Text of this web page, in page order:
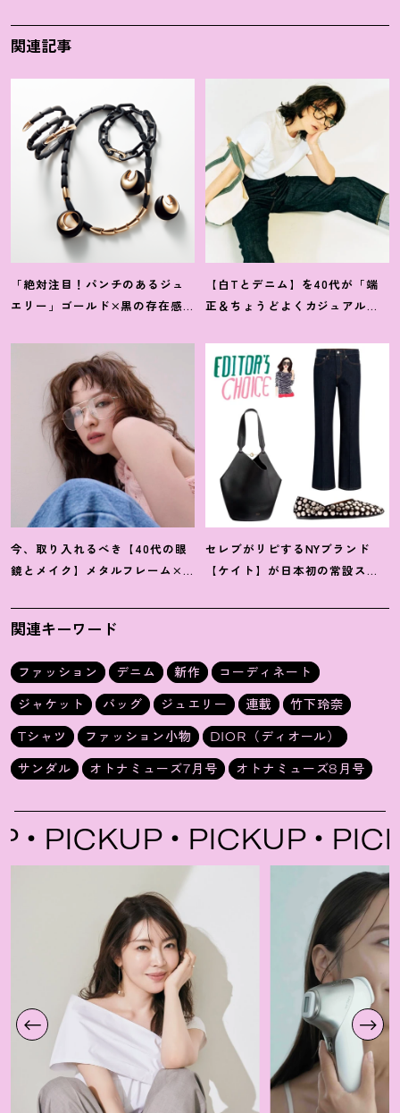
関連記事
「絶対注目 ！ パンチのあるジュ
エリー」ゴールド×黒の存在感
エ】
【白Tとデニム】を40代が「端
正＆ちょうどよくカジュアル」
解説！
今、取り入れるべき【40代の眼
鏡とメイク】メタルフレーム×
女っぽく
セレブがリピするNYブランド
【ケイト】が日本初の常設スト
関連キーワード
ファッション デニム 新作
コーディネート
ジャケット
バッグ ジュエリー 連載
竹下玲奈
Tシャツ
ファッション小物
DIOR（ディオール）
サンダル
オトナミューズ7月号 オトナミューズ8月号
PICKUP PICKUP